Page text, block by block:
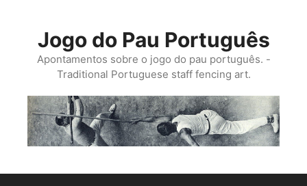
conteúdo
Jogo do Pau Português
Apontamentos sobre o jogo do pau português. -
Traditional Portuguese staff fencing art.